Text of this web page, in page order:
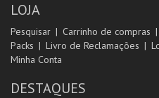
LOJA
Pesquisar Carrinho de compras
Packs
Livro de Reclamações
Minha Conta
DESTAQUES